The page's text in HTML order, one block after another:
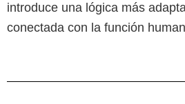
introduce una lógica más
conectada con la función